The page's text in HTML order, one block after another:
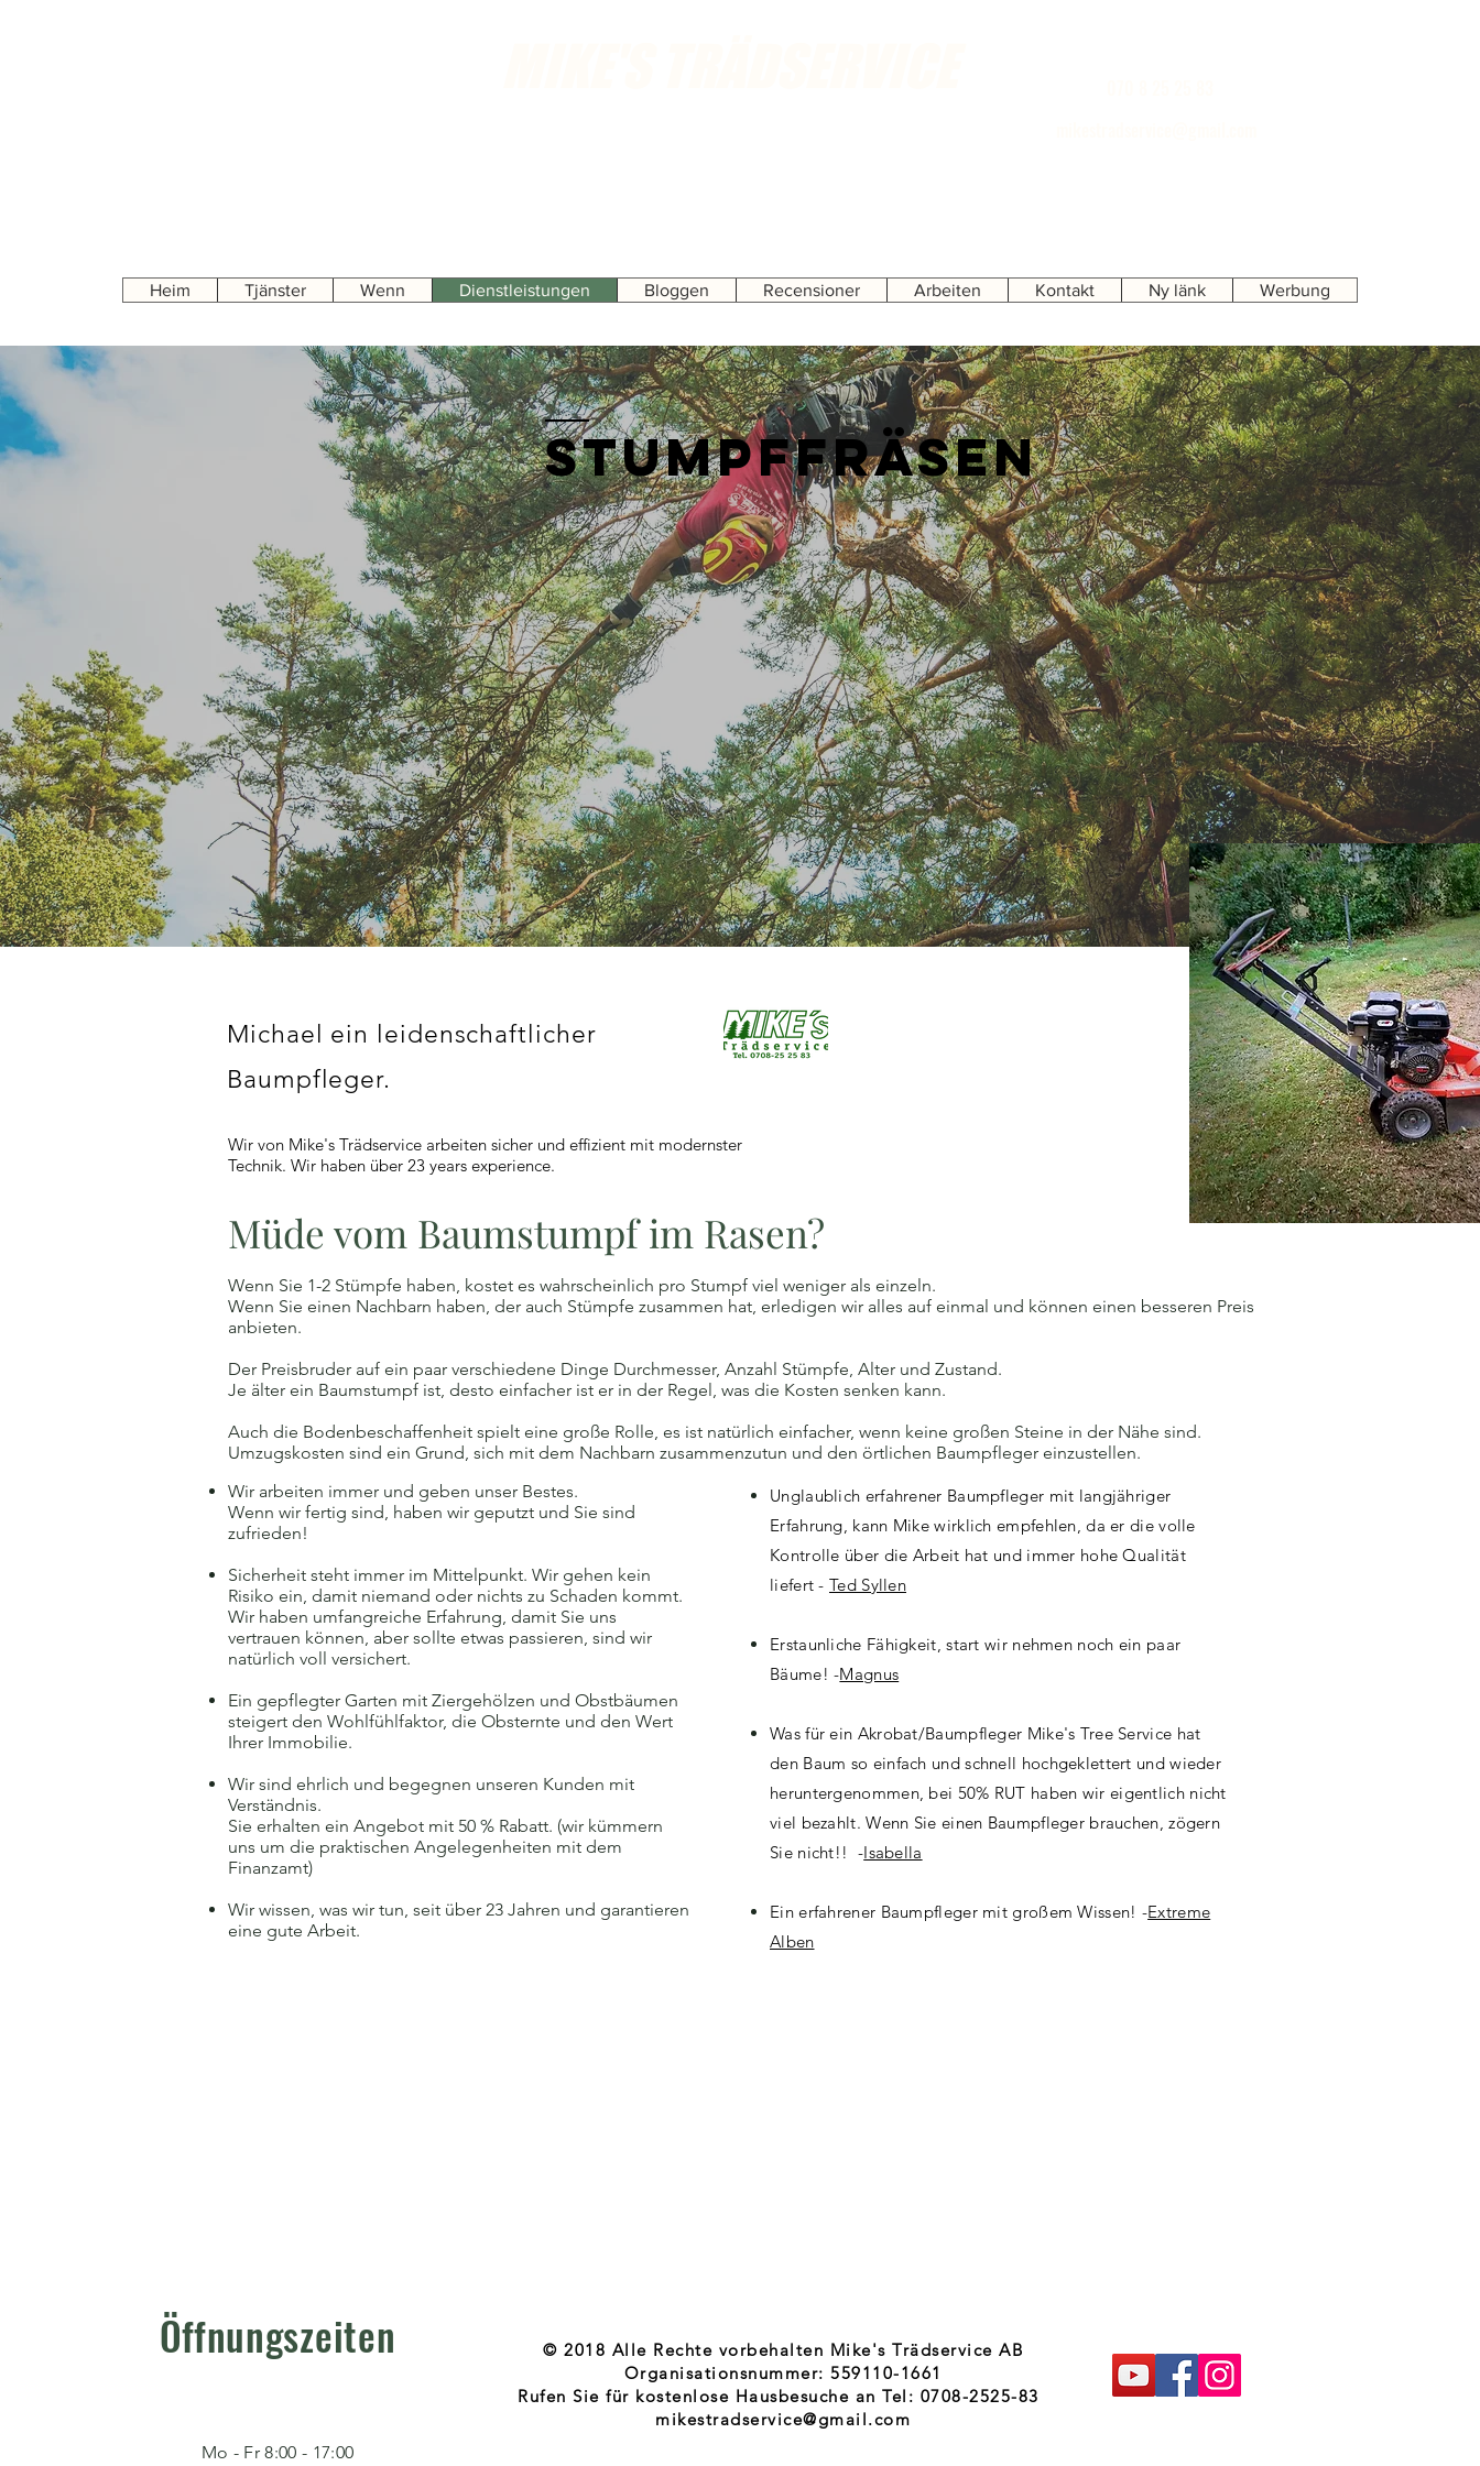
Heim Tjänster Wenn Dienstleistungen Bloggen Recensioner Arbeiten Kontakt Ny länk Werbung
Stumpffräsen
Michael ein leidenschaftlicher
Baumpfleger.
Wir von Mike's Trädservice arbeiten sicher und effizient mit modernster
Technik. Wir haben über 23 years experience.
Müde vom Baumstumpf im Rasen?
Wenn Sie 1-2 Stümpfe haben, kostet es wahrscheinlich pro Stumpf viel weniger als einzeln.
Wenn Sie einen Nachbarn haben, der auch Stümpfe zusammen hat, erledigen wir alles auf einmal und können einen besseren Preis
anbieten.
Der Preisbruder auf ein paar verschiedene Dinge Durchmesser, Anzahl Stümpfe, Alter und Zustand.
Je älter ein Baumstumpf ist, desto einfacher ist er in der Regel, was die Kosten senken kann.
Auch die Bodenbeschaffenheit spielt eine große Rolle, es ist natürlich einfacher, wenn keine großen Steine in der Nähe sind.
Umzugskosten sind ein Grund, sich mit dem Nachbarn zusammenzutun und den örtlichen Baumpfleger einzustellen.
Wir arbeiten immer und geben unser Bestes.
Wenn wir fertig sind, haben wir geputzt und Sie sind
zufrieden!
Sicherheit steht immer im Mittelpunkt. Wir gehen kein
Risiko ein, damit niemand oder nichts zu Schaden kommt.
Wir haben umfangreiche Erfahrung, damit Sie uns
vertrauen können, aber sollte etwas passieren, sind wir
natürlich voll versichert.
Ein gepflegter Garten mit Ziergehölzen und Obstbäumen
steigert den Wohlfühlfaktor, die Obsternte und den Wert
Ihrer Immobilie.
Wir sind ehrlich und begegnen unseren Kunden mit
Verständnis.
Sie erhalten ein Angebot mit 50 % Rabatt. (wir kümmern
uns um die praktischen Angelegenheiten mit dem
Finanzamt)
Wir wissen, was wir tun, seit über 23 Jahren und garantieren
eine gute Arbeit.
Unglaublich erfahrener Baumpfleger mit langjähriger
Erfahrung, kann Mike wirklich empfehlen, da er die volle
Kontrolle über die Arbeit hat und immer hohe Qualität
liefert - Ted Syllen
Erstaunliche Fähigkeit, start wir nehmen noch ein paar
Bäume! -Magnus
Was für ein Akrobat/Baumpfleger Mike's Tree Service hat
den Baum so einfach und schnell hochgeklettert und wieder
heruntergenommen, bei 50% RUT haben wir eigentlich nicht
viel bezahlt. Wenn Sie einen Baumpfleger brauchen, zögern
Sie nicht!! -Isabella
Ein erfahrener Baumpfleger mit großem Wissen! -Extreme
Alben
Öffnungszeiten
© 2018 Alle Rechte vorbehalten Mike's Trädservice AB
Organisationsnummer: 559110-1661
Rufen Sie für kostenlose Hausbesuche an Tel: 0708-2525-83
mikestradservice@gmail.com
Mo - Fr 8:00 - 17:00